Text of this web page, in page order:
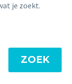
je zoekt.
ZOEK